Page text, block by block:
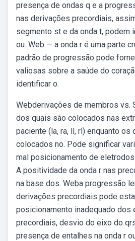
presença de ondas q e a
nas derivações precordiais,
segmento st e da onda t, podem
ou. Web — a onda r é uma parte
padrão de progressão pode
valiosas sobre a saúde do
identificar o.
Webderivações de membros vs.
dos quais são colocados nas
paciente (la, ra, ll, rl) enquanto
colocados no. Pode significar
mal posicionamento de
A positividade da onda r nas
na base dos. Weba progressão
derivações precordiais pode
posicionamento inadequado dos
precordiais, desvio do eixo do
presença de entalhes na onda r